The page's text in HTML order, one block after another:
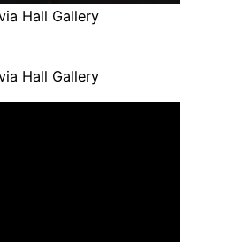
Hall Gallery
Hall Gallery